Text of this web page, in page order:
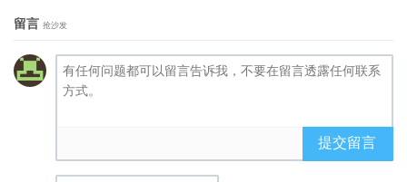
留言 抢沙发
提交留言